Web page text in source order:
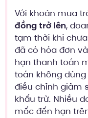
Với khoản mua
đồng trở lên,
tạm thời khi
đã có hóa đơn
hạn thanh toán
toán không
điều chỉnh giảm
khấu trừ. Nhiều
mốc đến hạn